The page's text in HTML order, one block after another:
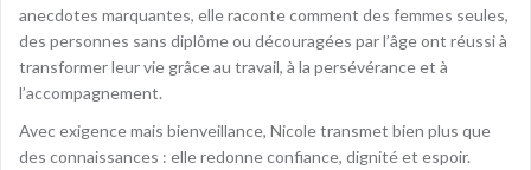
anecdotes marquantes, elle raconte comment des femmes seules,
des personnes sans diplôme ou découragées par l’âge ont réussi à
transformer leur vie grâce au travail, à la persévérance et à
l’accompagnement.
Avec exigence mais bienveillance, Nicole transmet bien plus que
des connaissances : elle redonne confiance, dignité et espoir.